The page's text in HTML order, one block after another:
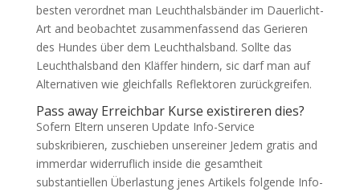
besten verordnet man Leuchthalsbänder im Dauerlicht-
Art and beobachtet zusammenfassend das Gerieren
des Hundes über dem Leuchthalsband. Sollte das
Leuchthalsband den Kläffer hindern, sic darf man auf
Alternativen wie gleichfalls Reflektoren zurückgreifen.
Pass away Erreichbar Kurse existireren dies?
Sofern Eltern unseren Update Info-Service
subskribieren, zuschieben unsereiner Jedem gratis and
immerdar widerruflich inside die gesamtheit
substantiellen Überlastung jenes Artikels folgende Info-